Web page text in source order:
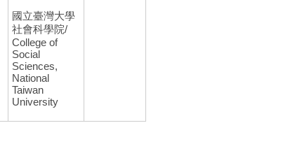
國立臺灣大學
社會科學院/
College of
Social
Sciences,
National
Taiwan
University